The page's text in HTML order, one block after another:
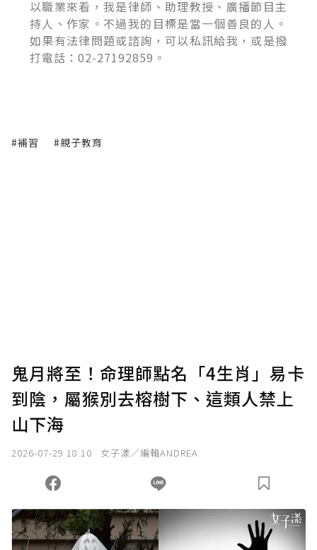
以職業來看，我是律師、助理教授、廣播節目主
持人、作家。不過我的目標是當一個善良的人。
如果有法律問題或諮詢，可以私訊給我，或是撥
打電話：02-27192859。
#補習 #親子教育
鬼月將至！命理師點名「4生肖」易卡
到陰，屬猴別去榕樹下、這類人禁上
山下海
2026-07-29 18:10 女子漾／編輯ANDREA